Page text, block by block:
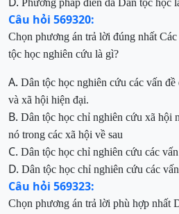
Phương pháp điền dã Dân tộc học
Câu hỏi 569320:
Chọn phương án trả lời đúng nhất
tộc học nghiên cứu là gì?
A. Dân tộc học nghiên cứu các vấn
và xã hội hiện đại.
B. Dân tộc học chỉ nghiên cứu xã hội
nó trong các xã hội về sau
C. Dân tộc học chỉ nghiên cứu các
D. Dân tộc học chỉ nghiên cứu các
Câu hỏi 569323:
Chọn phương án trả lời phù hợp nhất